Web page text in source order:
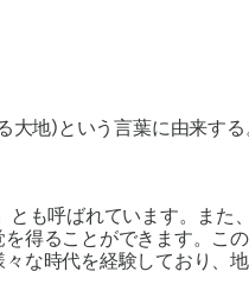
大地)という言葉に由来する
とも呼ばれています。また
得ることができます。こ
な時代を経験しており、